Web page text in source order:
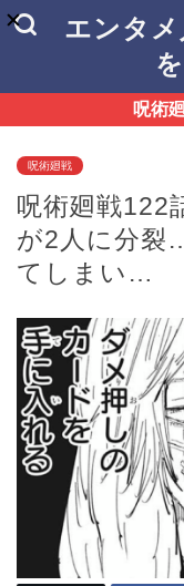
エンタ
呪術
呪術廻戦
呪術廻戦122
が2人に分裂
てしまい…